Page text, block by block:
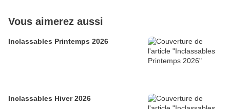
Vous aimerez aussi
Inclassables Printemps 2026
Inclassables Hiver 2026